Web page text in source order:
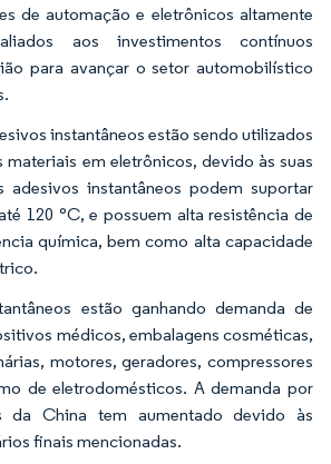
de automação e eletrônicos altamente
aos investimentos contínuos
para avançar o setor automobilístico
instantâneos estão sendo utilizados
materiais em eletrônicos, devido às suas
adesivos instantâneos podem suportar
120 °C, e possuem alta resistência de
química, bem como alta capacidade
estão ganhando demanda de
médicos, embalagens cosméticas,
motores, geradores, compressores
de eletrodomésticos. A demanda por
da China tem aumentado devido às
finais mencionadas.